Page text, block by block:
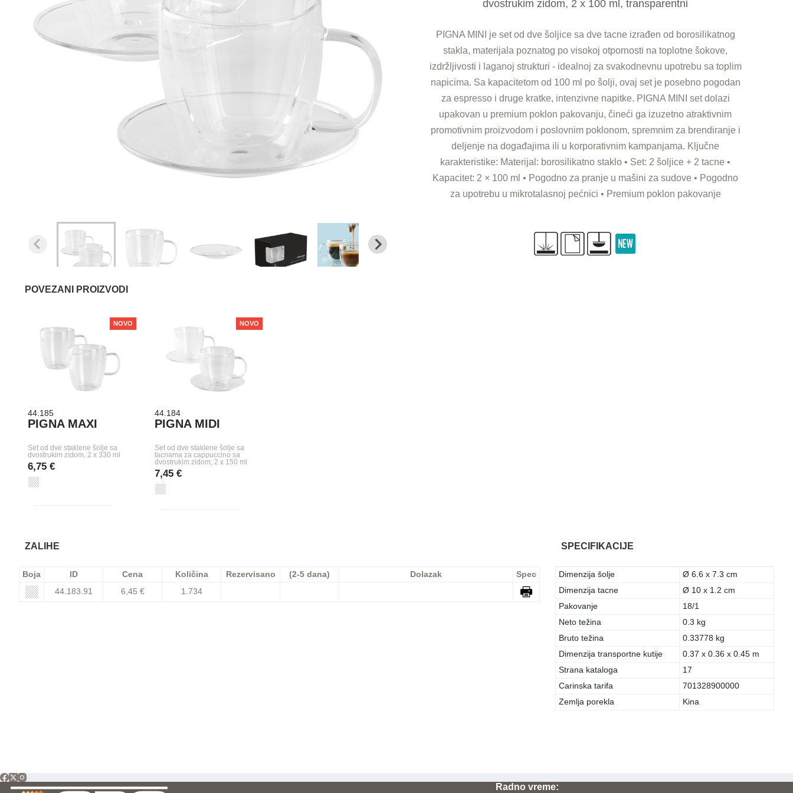
dvostrukim zidom, 2 x 100 ml, transparentni
PIGNA MINI je set od dve šoljice sa dve tacne izrađen od borosilikatnog
stakla, materijala poznatog po visokoj otpornosti na toplotne šokove,
izdržljivosti i laganoj strukturi - idealnoj za svakodnevnu upotrebu sa toplim
napicima. Sa kapacitetom od 100 ml po šolji, ovaj set je posebno pogodan
za espresso i druge kratke, intenzivne napitke. PIGNA MINI set dolazi
upakovan u premium poklon pakovanju, čineći ga izuzetno atraktivnim
promotivnim proizvodom i poslovnim poklonom, spremnim za brendiranje i
deljenje na događajima ili u korporativnim kampanjama. Ključne
karakteristike: Materijal: borosilikatno staklo • Set: 2 šoljice + 2 tacne •
Kapacitet: 2 × 100 ml • Pogodno za pranje u mašini za sudove • Pogodno
za upotrebu u mikrotalasnoj pećnici • Premium poklon pakovanje
POVEZANI PROIZVODI
NOVO
44.185
PIGNA MAXI
Set od dve staklene šolje sa
dvostrukim zidom, 2 x 330 ml
6,75 €
NOVO
44.184
PIGNA MIDI
Set od dve staklene šolje sa
tacnama za cappuccino sa
dvostrukim zidom, 2 x 150 ml
7,45 €
ZALIHE
Boja ID Cena Količina Rezervisano (2-5 dana) Dolazak
Spec
44.183.91
6,45 € 1.734
SPECIFIKACIJE
Dimenzija šolje
Ø 6.6 x 7.3 cm
Dimenzija tacne
Ø 10 x 1.2 cm
Pakovanje
18/1
Neto težina
0.3 kg
Bruto težina
0.33778 kg
Dimenzija transportne kutije
0.37 x 0.36 x 0.45 m
Strana kataloga
17
Carinska tarifa
701328900000
Zemlja porekla
Kina
Radno vreme: